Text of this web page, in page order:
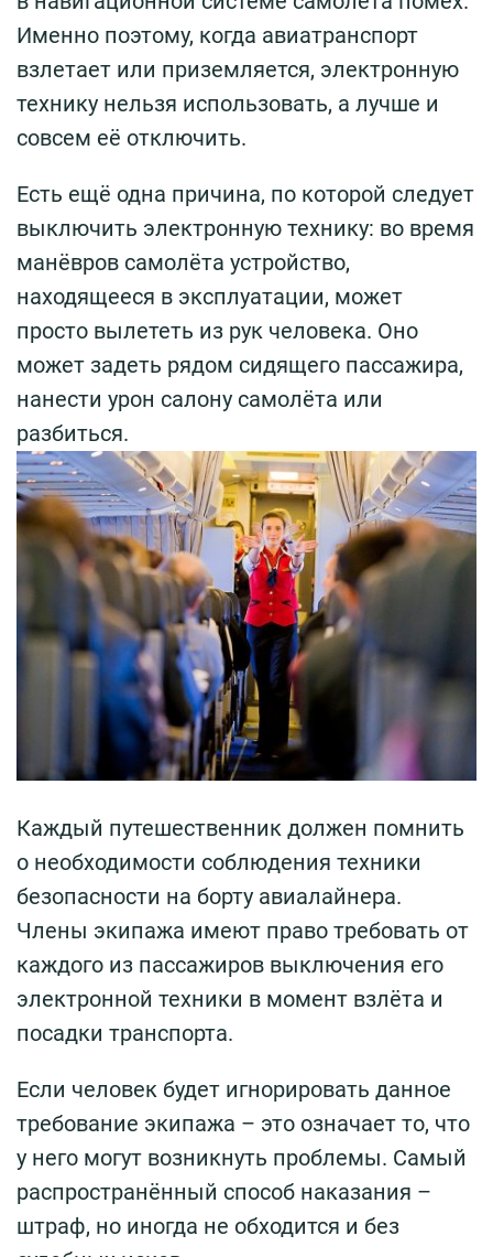
Именно поэтому, когда авиатранспорт
взлетает или приземляется, электронную
технику нельзя использовать, а лучше и
совсем её отключить.
Есть ещё одна причина, по которой следует
выключить электронную технику: во время
манёвров самолёта устройство,
находящееся в эксплуатации, может
просто вылететь из рук человека. Оно
может задеть рядом сидящего пассажира,
нанести урон салону самолёта или
разбиться.
Каждый путешественник должен помнить
о необходимости соблюдения техники
безопасности на борту авиалайнера.
Члены экипажа имеют право требовать от
каждого из пассажиров выключения его
электронной техники в момент взлёта и
посадки транспорта.
Если человек будет игнорировать данное
требование экипажа – это означает то, что
у него могут возникнуть проблемы. Самый
распространённый способ наказания –
штраф, но иногда не обходится и без